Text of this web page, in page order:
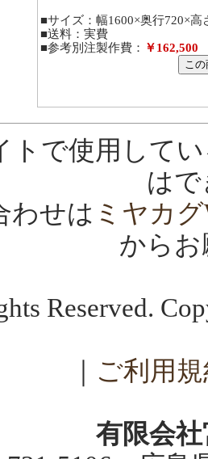
■サイズ：幅1600×奥行720×高
■送料：実費
■参考別注製作費： ￥162,500
トで使用して
は
わせは ミヤカ
から
Reserved.
ご利用
有限会